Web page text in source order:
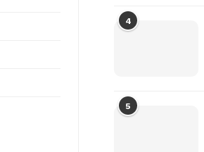
4
5